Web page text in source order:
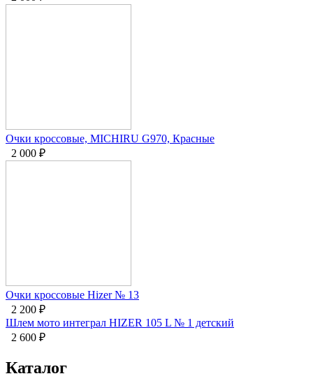
Очки кроссовые, MICHIRU G970, Красные
2 000 ₽
Очки кроссовые Hizer № 13
2 200 ₽
Шлем мото интеграл HIZER 105 L № 1 детский
2 600 ₽
Каталог